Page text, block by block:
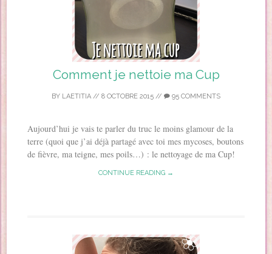
Comment je nettoie ma Cup
BY LAETITIA // 8 OCTOBRE 2015 // 95 COMMENTS
Aujourd’hui je vais te parler du truc le moins glamour de la
terre (quoi que j’ai déjà partagé avec toi mes mycoses, boutons
de fièvre, ma teigne, mes poils…) : le nettoyage de ma Cup!
CONTINUE READING →